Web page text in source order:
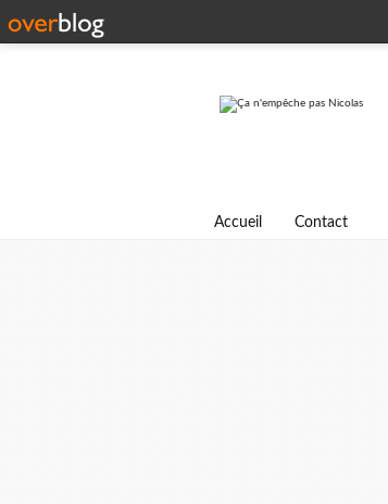
Accueil Contact